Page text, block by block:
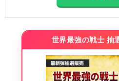
世界最強の戦士 抽